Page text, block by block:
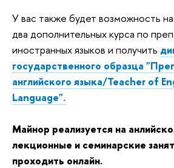
У вас также будет возможность
два дополнительных курса по
иностранных языков и получить
государственного образца
английского языка/Teacher of
Language".
Майнор реализуется на
лекционные и семинарские
проходить онлайн.